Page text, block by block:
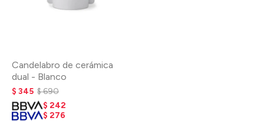
Candelabro de cerámica
dual - Blanco
$ 345 $690
$ 242
$ 276